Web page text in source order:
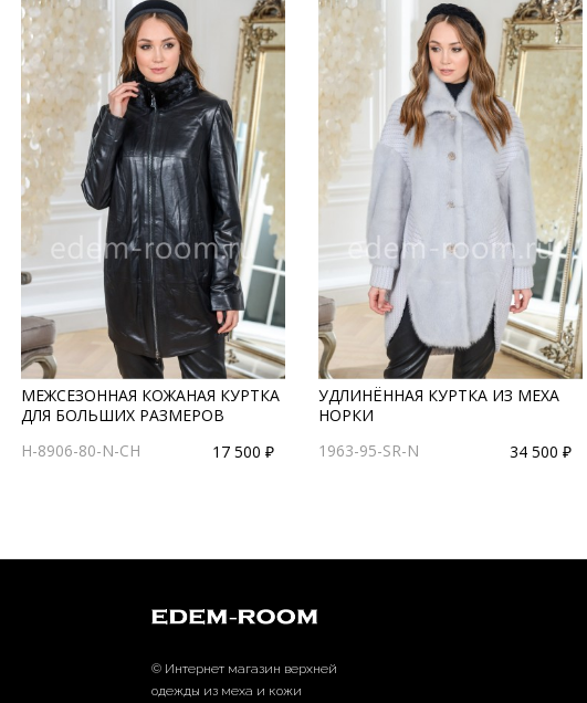
МЕЖСЕЗОННАЯ КОЖАНАЯ КУРТКА
ДЛЯ БОЛЬШИХ РАЗМЕРОВ
H-8906-80-N-CH
17 500 ₽
УДЛИНЁННАЯ КУРТКА ИЗ МЕХА
НОРКИ
1963-95-SR-N
34 500 ₽
© Интернет магазин верхней
одежды из меха и кожи